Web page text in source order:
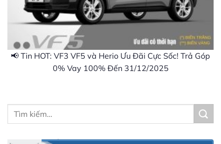
Tìm
📢 Tin HOT: VF3 VF5 và Herio Ưu Đãi Cực Sốc! Trả Góp
0% Vay 100% Đến 31/12/2025